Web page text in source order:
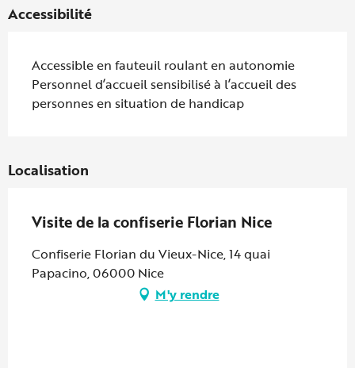
Accessibilité
Accessible en fauteuil roulant en autonomie
Personnel d’accueil sensibilisé à l’accueil des
personnes en situation de handicap
Localisation
Visite de la confiserie Florian Nice
Confiserie Florian du Vieux-Nice, 14 quai
Papacino, 06000 Nice
M'y rendre